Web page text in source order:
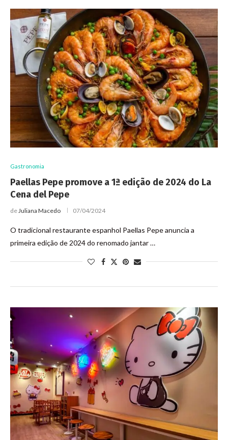
Gastronomia
Paellas Pepe promove a 1ª edição de 2024 do La
Cena del Pepe
deJuliana Macedo 07/04/2024
O tradicional restaurante espanhol Paellas Pepe anuncia a
primeira edição de 2024 do renomado jantar …